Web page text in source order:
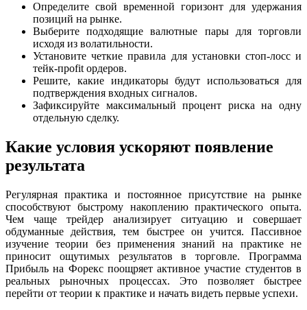
Определите свой временной горизонт для удержания
позиций на рынке.
Выберите подходящие валютные пары для торговли
исходя из волатильности.
Установите четкие правила для установки стоп-лосс и
тейк-проfit ордеров.
Решите, какие индикаторы будут использоваться для
подтверждения входных сигналов.
Зафиксируйте максимальный процент риска на одну
отдельную сделку.
Какие условия ускоряют появление
результата
Регулярная практика и постоянное присутствие на рынке
способствуют быстрому накоплению практического опыта.
Чем чаще трейдер анализирует ситуацию и совершает
обдуманные действия, тем быстрее он учится. Пассивное
изучение теории без применения знаний на практике не
приносит ощутимых результатов в торговле. Программа
Прибыль на Форекс поощряет активное участие студентов в
реальных рыночных процессах. Это позволяет быстрее
перейти от теории к практике и начать видеть первые успехи.